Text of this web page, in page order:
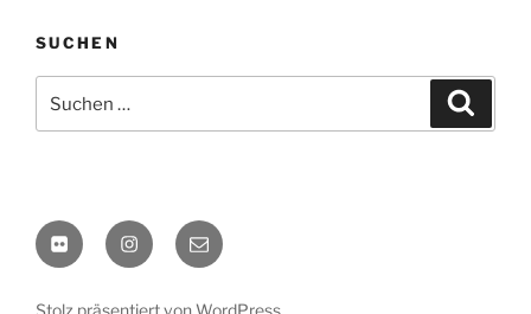
SUCHEN
nach:
flickr Instagram
E-
Mail